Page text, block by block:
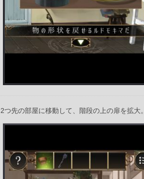
2つ先の部屋に移動して、階段の上の扉を拡大。